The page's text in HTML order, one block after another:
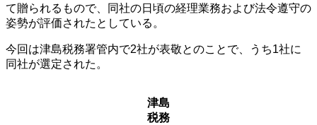
て贈られるもので、同社の日頃の経理業務および法令遵守の
姿勢が評価されたとしている。
今回は津島税務署管内で2社が表敬とのことで、うち1社に
同社が選定された。
津島
税務